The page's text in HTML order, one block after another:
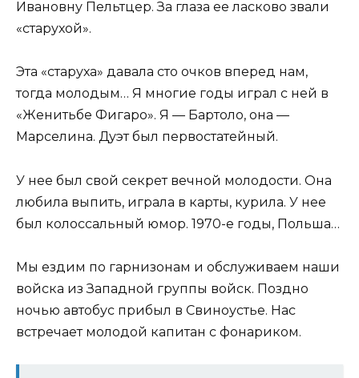
Ивановну Пельтцер. За глаза ее ласково звали
«старухой».
Эта «старуха» давала сто очков вперед нам,
тогда молодым… Я многие годы играл с ней в
«Женитьбе Фигаро». Я — Бартоло, она —
Марселина. Дуэт был первостатейный.
У нее был свой секрет вечной молодости. Она
любила выпить, играла в карты, курила. У нее
был колоссальный юмор. 1970-е годы, Польша…
Мы ездим по гарнизонам и обслуживаем наши
войска из Западной группы войск. Поздно
ночью автобус прибыл в Свиноустье. Нас
встречает молодой капитан с фонариком.